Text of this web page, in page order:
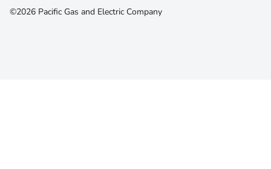
©2026 Pacific Gas and Electric Company